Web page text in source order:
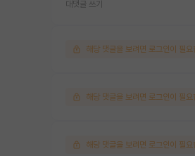
대댓글 쓰기
해당 댓글을 보려면 로그인이 필요
해당 댓글을 보려면 로그인이 필요
해당 댓글을 보려면 로그인이 필요